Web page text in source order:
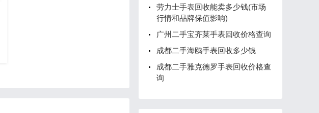
劳力士手表回收能卖多少钱(市场
行情和品牌保值影响)
广州二手宝齐莱手表回收价格查询
成都二手海鸥手表回收多少钱
成都二手雅克德罗手表回收价格查
询